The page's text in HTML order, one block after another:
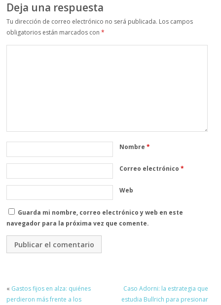
Deja una respuesta
Tu dirección de correo electrónico no será publicada. Los campos
obligatorios están marcados con*
Nombre*
Correo electrónico*
Web
Guarda mi nombre, correo electrónico y web en este
navegador para la próxima vez que comente.
« Gastos fijos en alza: quiénes
perdieron más frente a los
Caso Adorni: la estrategia que
estudia Bullrich para presionar